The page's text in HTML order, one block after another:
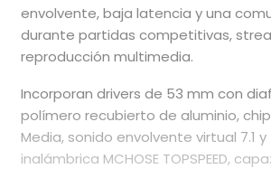
envolvente, baja latencia y una
durante partidas competitivas,
reproducción multimedia.
Incorporan drivers de 53 mm con
polímero recubierto de aluminio,
Media, sonido envolvente virtual 7.1
inalámbrica MCHOSE TOPSPEED,